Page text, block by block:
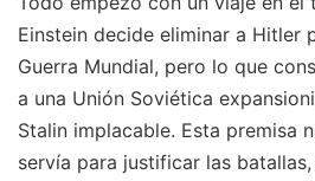
Einstein decide eliminar a Hitler
Guerra Mundial, pero lo que
a una Unión Soviética
Stalin implacable. Esta premisa
servía para justificar las